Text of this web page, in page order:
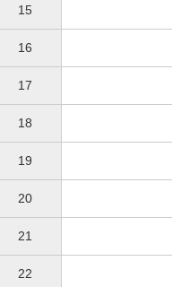
15
16
17
18
19
20
21
22